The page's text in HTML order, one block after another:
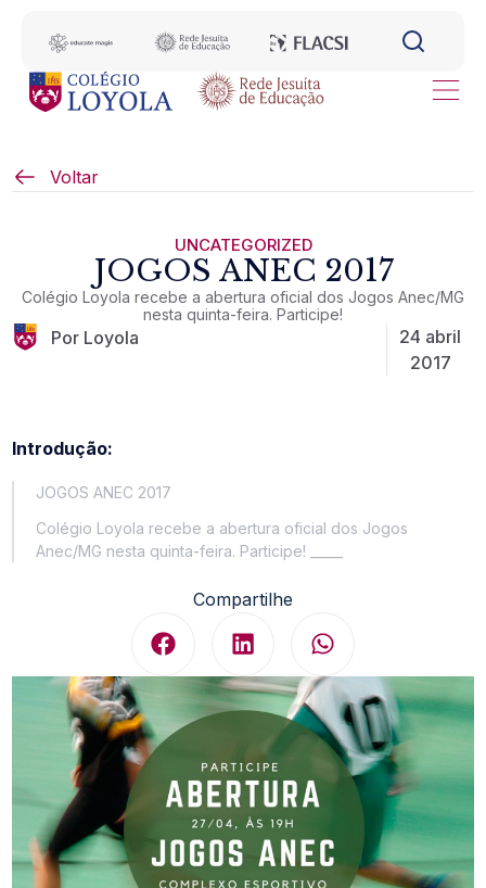
Voltar
UNCATEGORIZED
JOGOS ANEC 2017
Colégio Loyola recebe a abertura oficial dos Jogos Anec/MG
nesta quinta-feira. Participe!
Por Loyola
24 abril
2017
Introdução:
JOGOS ANEC 2017
Colégio Loyola recebe a abertura oficial dos Jogos
Anec/MG nesta quinta-feira. Participe! _____
Compartilhe